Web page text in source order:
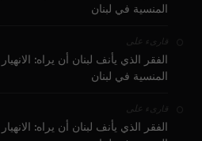
المنسية في لبنان
قارىء على
الفقر الذي يأنف لبنان أن يراه:
المنسية في لبنان
قارىء على
الفقر الذي يأنف لبنان أن يراه: